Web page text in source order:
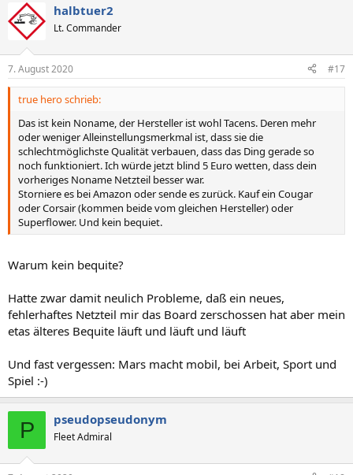
k
t
e
n
halbtuer2
Lt. Commander
7. August 2020 #17
true hero schrieb:
Das ist kein Noname, der Hersteller ist wohl Tacens. Deren mehr
oder weniger Alleinstellungsmerkmal ist, dass sie die
schlechtmöglichste Qualität verbauen, dass das Ding gerade so
noch funktioniert. Ich würde jetzt blind 5 Euro wetten, dass dein
vorheriges Noname Netzteil besser war.
Storniere es bei Amazon oder sende es zurück. Kauf ein Cougar
oder Corsair (kommen beide vom gleichen Hersteller) oder
Superflower. Und kein bequiet.
Warum kein bequite?
Hatte zwar damit neulich Probleme, daß ein neues,
fehlerhaftes Netzteil mir das Board zerschossen hat aber mein
etas älteres Bequite läuft und läuft und läuft
Und fast vergessen: Mars macht mobil, bei Arbeit, Sport und
Spiel :-)
P pseudopseudonym
Fleet Admiral